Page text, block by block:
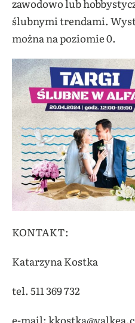
zawodowo lub
ślubnymi trendami.
można na poziomie 0.
KONTAKT:
Katarzyna Kostka
tel. 511 369 732
e-mail: